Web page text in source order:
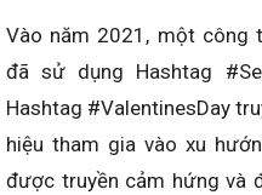
Vào năm 2021, một công
đã sử dụng Hashtag
Hashtag #ValentinesDay
hiệu tham gia vào xu
được truyền cảm hứng và